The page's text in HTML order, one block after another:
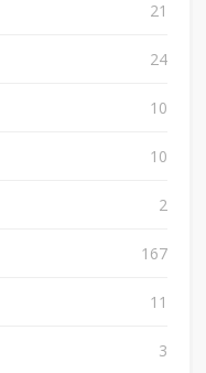
21
24
10
10
2
167
11
3